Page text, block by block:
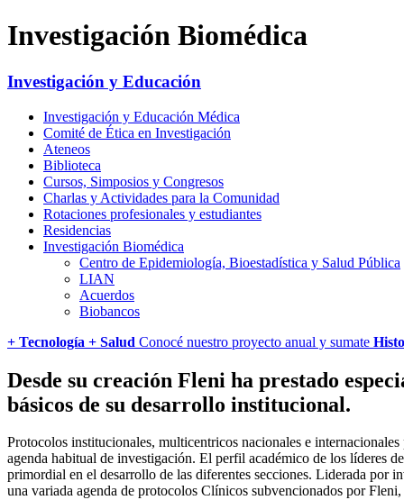
Investigación Biomédica
Investigación y Educación
Investigación y Educación Médica
Comité de Ética en Investigación
Ateneos
Biblioteca
Cursos, Simposios y Congresos
Charlas y Actividades para la Comunidad
Rotaciones profesionales y estudiantes
Residencias
Investigación Biomédica
Centro de Epidemiología, Bioestadística y Salud Pública
LIAN
Acuerdos
Biobancos
+ Tecnología + Salud Conocé nuestro proyecto anual y sumate
Desde su creación Fleni ha prestado
básicos de su desarrollo institucional.
Protocolos institucionales, multicentricos nacionales e
agenda habitual de investigación. El perfil académico de los líderes
primordial en el desarrollo de las diferentes secciones. Liderada por
una variada agenda de protocolos Clínicos subvencionados por